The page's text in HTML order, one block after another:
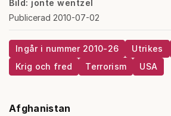
Bild: jonte wentzel
Publicerad 2010-07-02
Ingår i nummer 2010-26 Utrikes
Krig och fred
Terrorism USA
Afghanistan